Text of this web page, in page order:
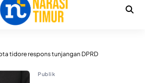
tidore respons tunjangan DPRD
Publik